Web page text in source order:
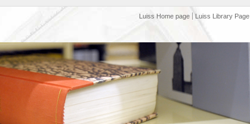
Luiss Home page Luiss Library Page